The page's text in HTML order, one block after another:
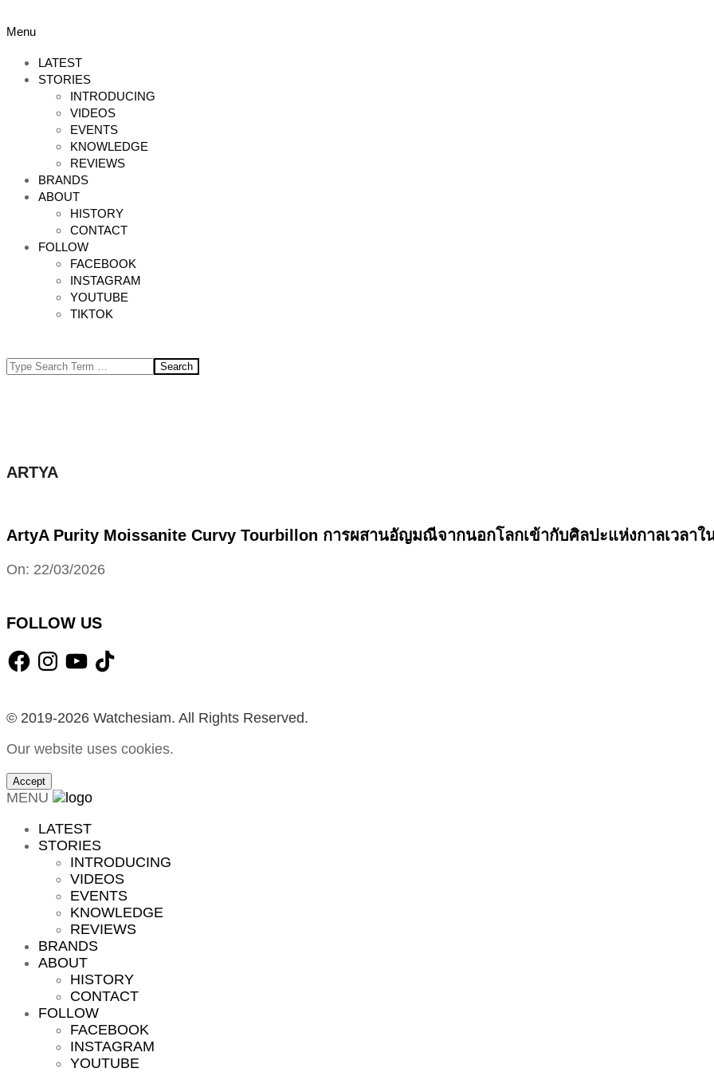
to
Primary
Menu
Menu
LATEST
STORIES
INTRODUCING
VIDEOS
EVENTS
KNOWLEDGE
REVIEWS
BRANDS
ABOUT
HISTORY
CONTACT
FOLLOW
FACEBOOK
INSTAGRAM
YOUTUBE
TIKTOK
Search
ARTYA
ArtyA Purity Moissanite Curvy Tourbillon การผสานอัญมณีจากนอกโลกเข้ากับศิลปะแห่งกาลเวลาใ
2026-
On: 22/03/2026
FOLLOW US
FacebookInstagramYouTube
TikTok
© 2019-2026 Watchesiam. All Rights Reserved.
Our website uses cookies.
Accept
MENU
LATEST
STORIES
INTRODUCING
VIDEOS
EVENTS
KNOWLEDGE
REVIEWS
BRANDS
ABOUT
HISTORY
CONTACT
FOLLOW
FACEBOOK
INSTAGRAM
YOUTUBE